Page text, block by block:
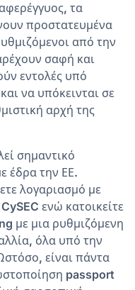
τα
προστατευμένα
από την
σαφή και
εντολές υπό
να υπόκεινται σε
αρχή της
σημαντικό
έδρα την ΕΕ.
λογαριασμό με
ενώ κατοικείτε
με μια ρυθμιζόμενη
όλα υπό την
είναι πάντα
passport